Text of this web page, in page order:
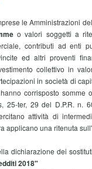
le Amministrazioni
o valori soggetti a
contributi ad enti
ed altri proventi
collettivo in
in società di
corrisposto somme
25-ter, 29 del D.P.R. n.
attività di
applicano una ritenuta
dichiarazione dei
2018"